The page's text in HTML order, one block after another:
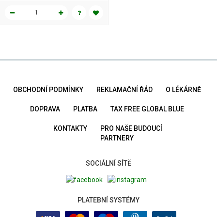
OBCHODNÍ PODMÍNKY REKLAMAČNÍ ŘÁD O LÉKÁRNĚ
DOPRAVA PLATBA TAX FREE GLOBAL BLUE
KONTAKTY
PRO NAŠE BUDOUCÍ
PARTNERY
SOCIÁLNÍ SÍTĚ
PLATEBNÍ SYSTÉMY